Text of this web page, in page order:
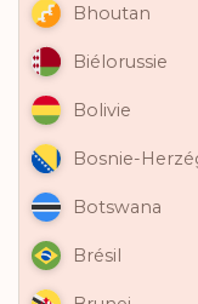
Bhoutan
Biélorussie
Bolivie
Bosnie-
Botswana
Brésil